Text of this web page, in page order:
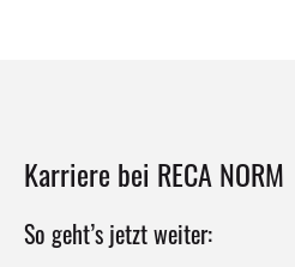
Karriere bei RECA NORM
So geht’s jetzt weiter: